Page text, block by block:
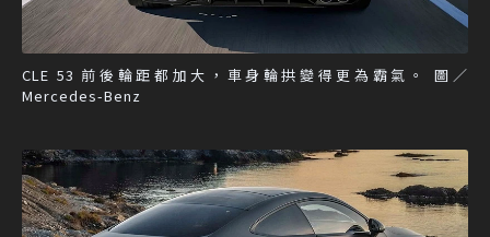
CLE 53 前後輪距都加大，車身輪拱變得更為霸氣。 圖／
Mercedes-Benz